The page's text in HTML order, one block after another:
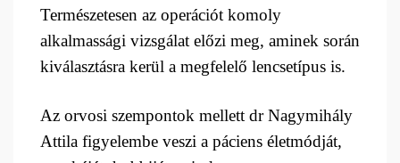
Természetesen az operációt komoly
alkalmassági vizsgálat előzi meg, aminek során
kiválasztásra kerül a megfelelő lencsetípus is.
Az orvosi szempontok mellett dr Nagymihály
Attila figyelembe veszi a páciens életmódját,